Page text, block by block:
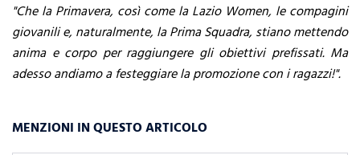
"Che la Primavera, così come la Lazio Women, le compagini
giovanili e, naturalmente, la Prima Squadra, stiano mettendo
anima e corpo per raggiungere gli obiettivi prefissati. Ma
adesso andiamo a festeggiare la promozione con i ragazzi!".
MENZIONI IN QUESTO ARTICOLO